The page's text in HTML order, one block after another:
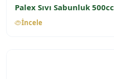
Palex Sıvı Sabunluk 500cc
İncele